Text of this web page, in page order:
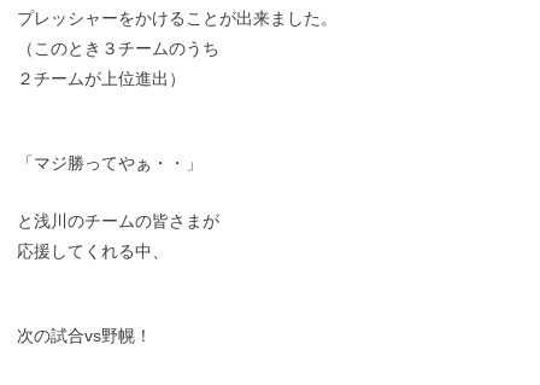
プレッシャーをかけることが出来ました。
（このとき３チームのうち
２チームが上位進出）
「マジ勝ってやぁ・・」
と浅川のチームの皆さまが
応援してくれる中、
次の試合vs野幌！